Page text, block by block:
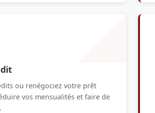
ou renégociez votre prêt
vos mensualités et faire de